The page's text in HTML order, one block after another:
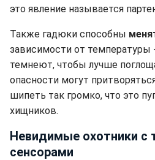
это явление называется
Также гадюки способны
зависимости от температуры
темнеют, чтобы лучше
опасности могут
шипеть так громко, что это
хищников.
Невидимые охотники с
сенсорами